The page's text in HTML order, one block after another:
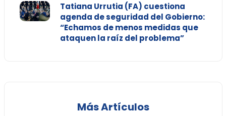
Tatiana Urrutia (FA) cuestiona
agenda de seguridad del Gobierno:
“Echamos de menos medidas que
ataquen la raíz del problema”
Más Artículos